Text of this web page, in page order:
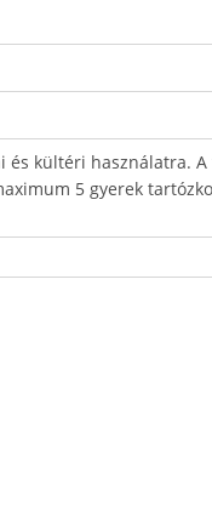
és kültéri használatra.
5 gyerek